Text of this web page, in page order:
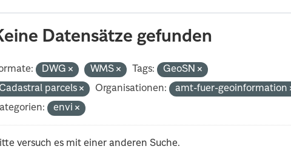
Datensätze gefunden
DWG WMS Tags:
GeoSN
parcels
Organisationen:
amt-fuer-geoinformation
envi
versuch es mit einer anderen Suche.